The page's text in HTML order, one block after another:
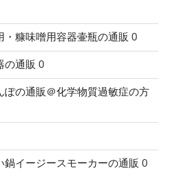
糠味噌用容器壷瓶の通販 0
の通販 0
ぽの通販＠化学物質過敏症の方
イージースモーカーの通販 0